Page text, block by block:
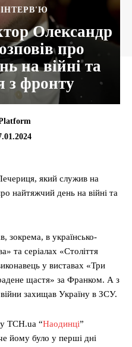
ІНТЕРВ'Ю
Олександр
про
на війні та
з фронту
який служив на
найтяжчий день на війні та
зокрема, в українсько-
та серіалах «Століття
у виставах «Три
щастя» за Франком. А з
захищав Україну в ЗСУ.
ТСН.ua “Наодинці”
йому було у перші дні